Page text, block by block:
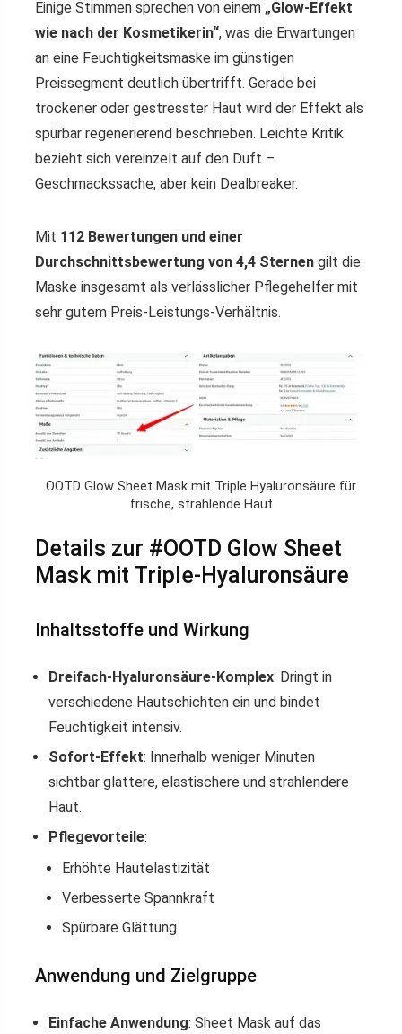
Einige Stimmen sprechen von einem „Glow-Effekt
wie nach der Kosmetikerin“, was die Erwartungen
an eine Feuchtigkeitsmaske im günstigen
Preissegment deutlich übertrifft. Gerade bei
trockener oder gestresster Haut wird der Effekt als
spürbar regenerierend beschrieben. Leichte Kritik
bezieht sich vereinzelt auf den Duft –
Geschmackssache, aber kein Dealbreaker.
Mit 112 Bewertungen und einer
Durchschnittsbewertung von 4,4 Sternen gilt die
Maske insgesamt als verlässlicher Pflegehelfer mit
sehr gutem Preis-Leistungs-Verhältnis.
OOTD Glow Sheet Mask mit Triple Hyaluronsäure für
frische, strahlende Haut
Details zur #OOTD Glow Sheet
Mask mit Triple-Hyaluronsäure
Inhaltsstoffe und Wirkung
Dreifach-Hyaluronsäure-Komplex: Dringt in
verschiedene Hautschichten ein und bindet
Feuchtigkeit intensiv.
Sofort-Effekt: Innerhalb weniger Minuten
sichtbar glattere, elastischere und strahlendere
Haut.
Pflegevorteile:
Erhöhte Hautelastizität
Verbesserte Spannkraft
Spürbare Glättung
Anwendung und Zielgruppe
Einfache Anwendung: Sheet Mask auf das